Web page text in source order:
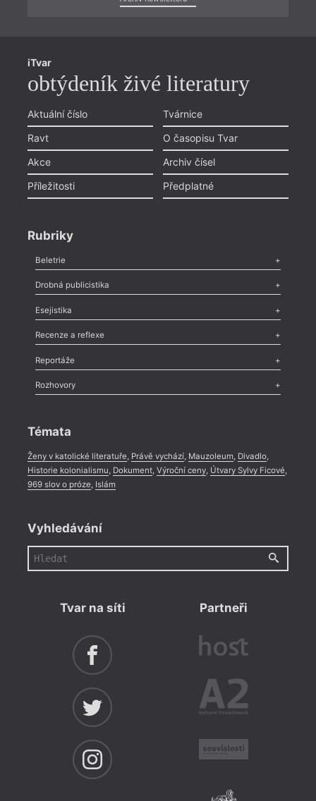
iTvar
obtýdeník živé literatury
Aktuální číslo
Ravt
Akce
Příležitosti
Tvárnice
O časopisu Tvar
Archiv čísel
Předplatné
Rubriky
Beletrie
Poezie,Próza,Dokumenty
Drobná publicistika
Odlesk
Nekrolog,Glosa,Sloupek,Pozvánka,Literární soutěž,
Esejistika
Esej ,Pádlo,Úvaha
Recenze a reflexe
Recenze
Méně slov o próze,Celá rubrika
Reportáže
Literární zítřky
Celá rubrika
Rozhovory
Témata
Ženy v katolické literatuře, Právě vychází, Mauzoleum, Divadlo,
Historie kolonialismu, Dokument, Výroční ceny, Útvary Sylvy Ficové,
969 slov o próze, Islám
Vyhledávání
Tvar na síti Partneři